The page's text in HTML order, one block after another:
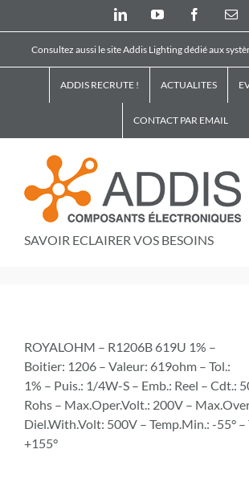
LinkedInYouTube Facebook
Consultez aussi le site Addis Lighting dédié aux
ADDIS RECRUTE ! ACTUALITES
CONTACT PAR EMAIL
SAVOIR ECLAIRER VOS BESOINS
ROYALOHM – R1206B 619U 1% –
Boitier: 1206 – Valeur: 619ohm – Tol.:
1% – Puis.: 1/4W-S – Emb.: Reel – Cdt.:
Rohs – Max.Oper.Volt.: 200V –
Diel.With.Volt: 500V – Temp.Min.: -55° –
+155°